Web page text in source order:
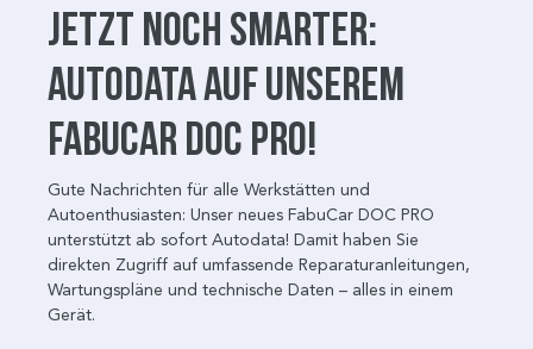
Jetzt noch smarter:
Autodata auf unserem
FabuCar DOC PRO!
Gute Nachrichten für alle Werkstätten und
Autoenthusiasten: Unser neues FabuCar DOC PRO
unterstützt ab sofort Autodata! Damit haben Sie
direkten Zugriff auf umfassende Reparaturanleitungen,
Wartungspläne und technische Daten – alles in einem
Gerät.